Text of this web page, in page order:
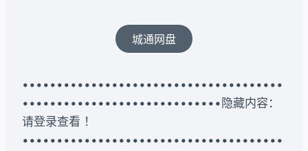
城通网盘
••••••••••••••••••••••••••••••••••••••
•••••••••••••••••••••••••••••隐藏内容：
请登录查看 ！
••••••••••••••••••••••••••••••••••••••